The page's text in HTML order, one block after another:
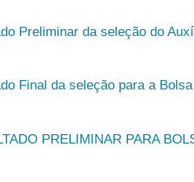
Preliminar da seleção do
Final da seleção para a
PRELIMINAR PARA